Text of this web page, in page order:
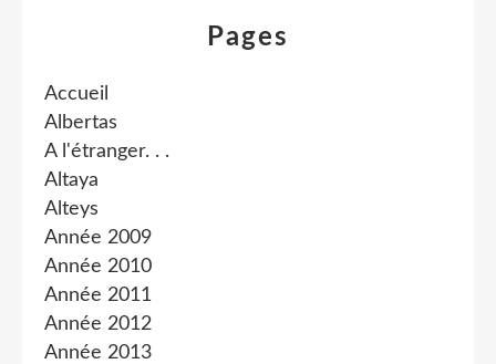
Pages
Accueil
Albertas
A l'étranger. . .
Altaya
Alteys
Année 2009
Année 2010
Année 2011
Année 2012
Année 2013